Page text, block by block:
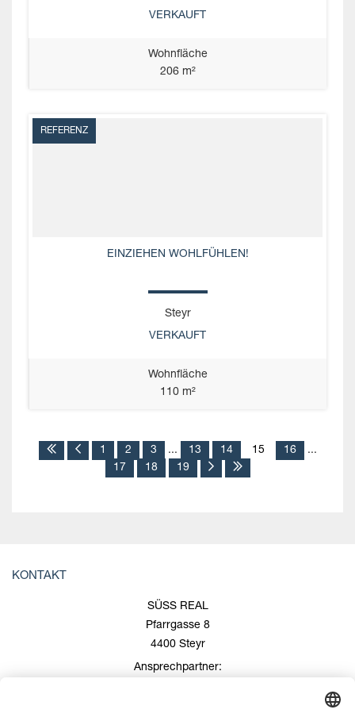
VERKAUFT
Wohnfläche
206 m²
REFERENZ
EINZIEHEN WOHLFÜHLEN!
Steyr
VERKAUFT
Wohnfläche
110 m²
1 2 3 ... 13 14 15 16
...
17
18 19
KONTAKT
SÜSS REAL
Pfarrgasse 8
4400 Steyr
Ansprechpartner: